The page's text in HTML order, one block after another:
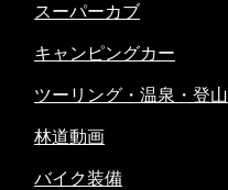
スーパーカブ
キャンピングカー
ツーリング・温泉・登山
林道動画
バイク装備